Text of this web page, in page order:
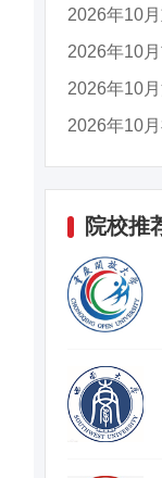
2026年10
2026年10
2026年10
2026年10
院校推